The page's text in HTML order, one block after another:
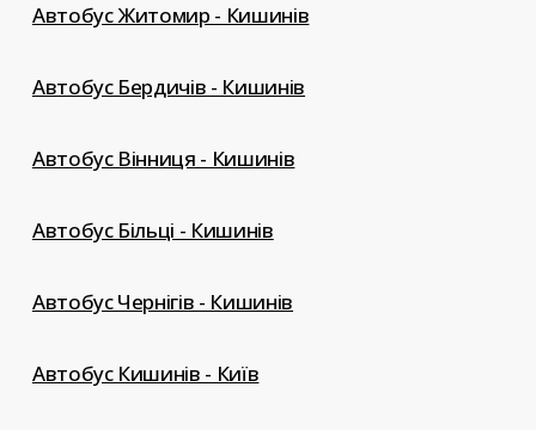
Автобус Житомир - Кишинів
Автобус Бердичів - Кишинів
Автобус Вінниця - Кишинів
Автобус Більці - Кишинів
Автобус Чернігів - Кишинів
Автобус Кишинів - Київ